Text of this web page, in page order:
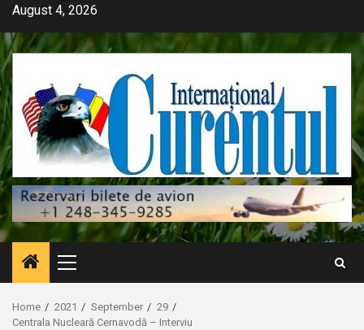
Skip
content
August 4, 2026
Primary
Menu
Home 2021 September
29
Centrala Nucleară Cernavodă – Interviu